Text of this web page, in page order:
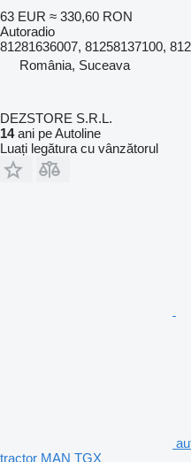
63 EUR ≈ 330,60 RON
Autoradio
81281636007, 81258137100,
România, Suceava
DEZSTORE S.R.L.
14ani pe Autoline
Luați legătura cu vânzătorul
tractor MAN TGX